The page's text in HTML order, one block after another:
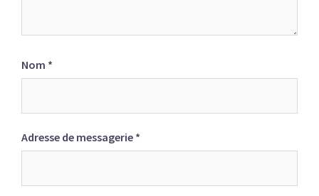
Nom *
Adresse de messagerie *